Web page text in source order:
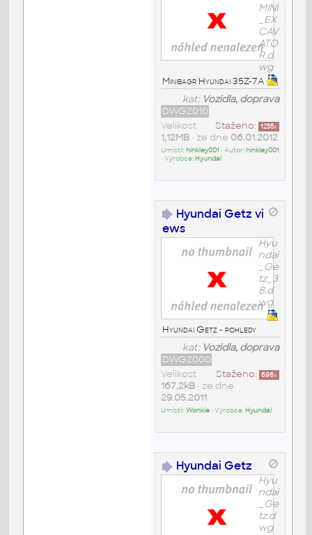
MINI
_EX
CAV
ATO
R.d
wg
Minibagr Hyundai 35Z-7A
kat: Vozidla, doprava
DWG2010
Staženo: 1255x
Velikost
1,12MB• ze dne 06.01.2012
Umístil: hinkley001 • Autor: hinkley001
• Výrobce: Hyundai
Hyundai Getz vi
ews
Hyu
ndai
_Ge
tz_3
8.d
wg
Hyundai Getz - pohledy
kat: Vozidla, doprava
DWG2000
Staženo: 696x
Velikost
167,2kB• ze dne
29.05.2011
Umístil:Wonkie• Výrobce: Hyundai
Hyundai Getz
Hyu
ndai
_Ge
tz.d
wg